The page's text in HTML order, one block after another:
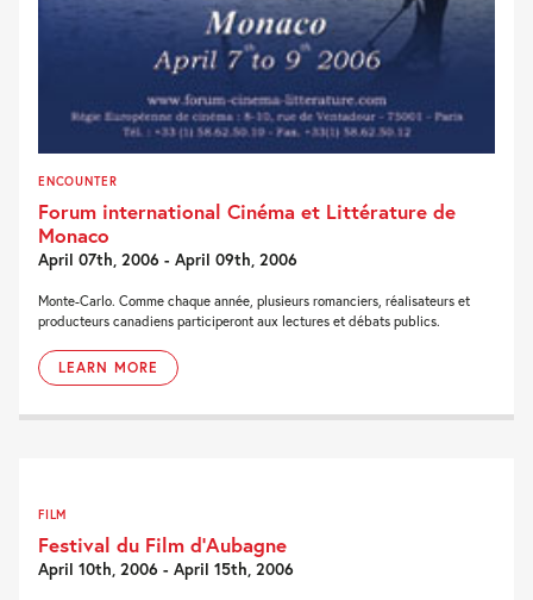
ENCOUNTER
Forum international Cinéma et Littérature de
Monaco
April 07th, 2006 - April 09th, 2006
Monte-Carlo. Comme chaque année, plusieurs romanciers, réalisateurs et
producteurs canadiens participeront aux lectures et débats publics.
LEARN MORE
FILM
Festival du Film d’Aubagne
April 10th, 2006 - April 15th, 2006